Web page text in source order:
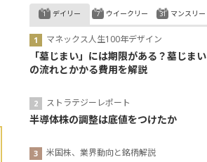
デイリー
マネックス人生100年デザイン
「墓じまい」には期限がある？墓じまい
の流れとかかる費用を解説
ストラテジーレポート
半導体株の調整は底値をつけたか
米国株、業界動向と銘柄解説
ウイークリー マンスリー